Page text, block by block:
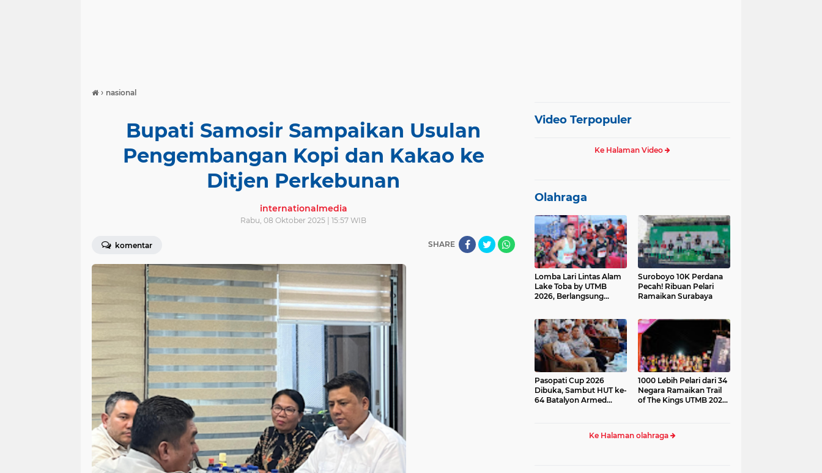
› nasional
Bupati Samosir Sampaikan Usulan
Pengembangan Kopi dan Kakao ke
Ditjen Perkebunan
internationalmedia
Rabu, 08 Oktober 2025 | 15:57 WIB
komentar SHARE
Video Terpopuler
Ke Halaman Video
Olahraga
Lomba Lari Lintas Alam
Lake Toba by UTMB
2026, Berlangsung
Suroboyo 10K Perdana
Pecah! Ribuan Pelari
Ramaikan Surabaya
Pasopati Cup 2026
Dibuka, Sambut HUT ke-
64 Batalyon Armed
1000 Lebih Pelari dari 34
Negara Ramaikan Trail
of The Kings UTMB 2026
Ke Halaman olahraga